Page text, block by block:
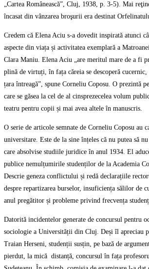
„Cartea Românească”, Cluj, 1938, p. 3-5). Mai
încasat din vânzarea broşurii era destinat
Credem că Elena Aciu s-a dovedit inspirată atunci
aspecte din viața și activitatea exemplară a
Clara Maniu. Elena Aciu „are meritul mare de a fi
plină de virtuți, în fața căreia se descoperă
țara întreagă”, spune Corneliu Coposu. O prezintă
care se găsea la cel de al cinsprezecelea volum
teatru pentru copii și mai avea altele în manuscris.
O serie de articole semnate de Corneliu Coposu au
universitare. Este de la sine înțeles că nu putea să
care absolvise studiile juridice în anul 1934. El
publice nemulțumirile studenților de la Academia
Descrie geneza conflictului și redă declarațiile
despre repartizarea burselor, insuficiența sălilor de
anul pregătitor și probleme privind frecvența
Datorită incidentelor generate de concursul pentru
sociologie a Universității din Cluj. Deși îl apreciau
Traian Herseni, studenții susțin, pe bază de
pierdut, la mică distanță, concursul în fața